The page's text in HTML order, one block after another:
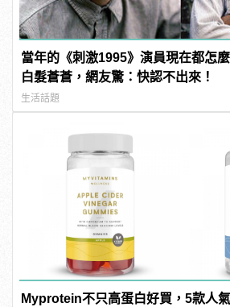
當年的《刺激1995》演員現在都怎
白髮蒼蒼，網友驚：快認不出來！
生活話題
Myprotein不只高蛋白好買，5款人